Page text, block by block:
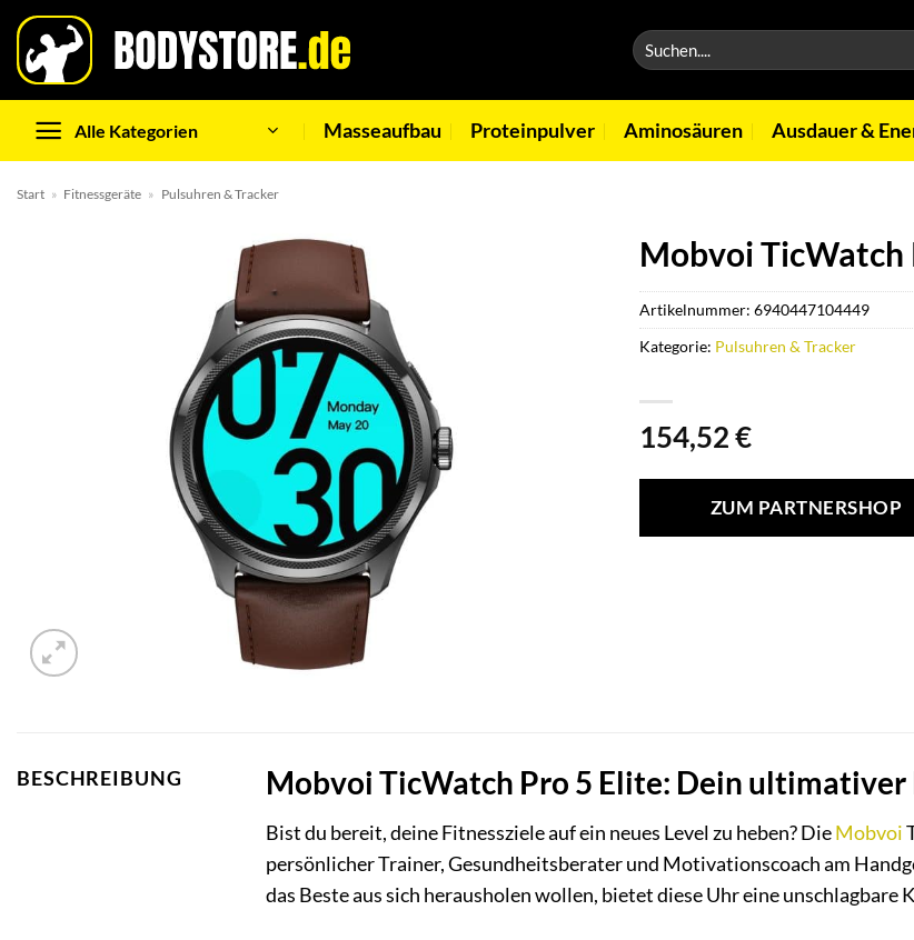
Zum
Inhalt
springen
Suchen
nach:
Alle Kategorien Masseaufbau Proteinpulver Aminosäuren Ausdauer &
Start » Fitnessgeräte » Pulsuhren & Tracker
Mobvoi TicWatch
154,52€
ZUM PARTNERSHOP
Artikelnummer: 6940447104449
Kategorie: Pulsuhren & Tracker
BESCHREIBUNG Mobvoi TicWatch Pro 5 Elite: Dein
Bist du bereit, deine Fitnessziele auf ein neues Level zu heben? DieMobvoi
persönlicher Trainer, Gesundheitsberater und Motivationscoach am
das Beste aus sich herausholen wollen, bietet diese Uhr eine